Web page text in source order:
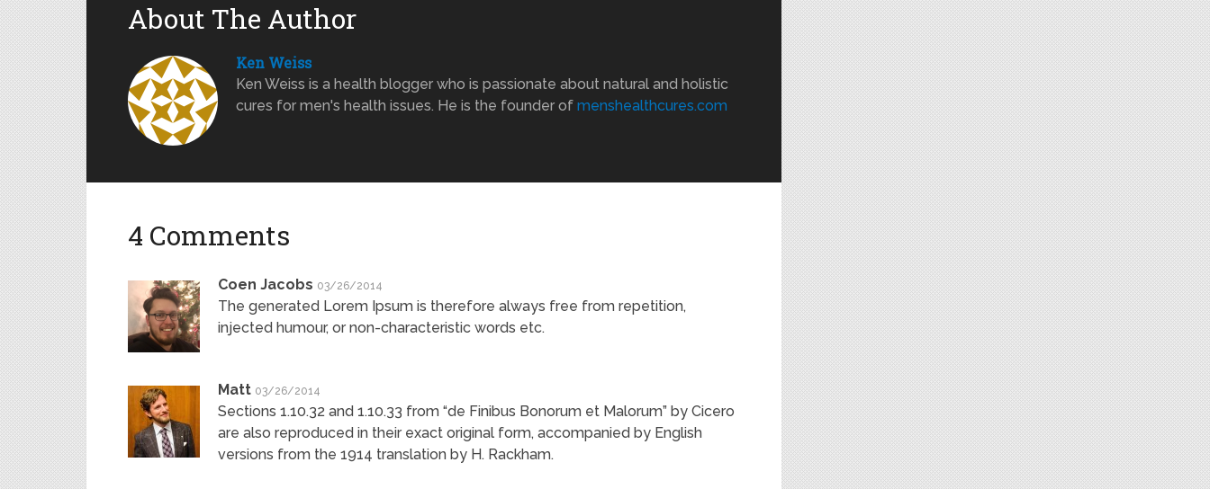
About The Author
Ken Weiss
Ken Weiss is a health blogger who is passionate about natural and holistic
cures for men's health issues. He is the founder of menshealthcures.com
4 Comments
Coen Jacobs 03/26/2014
The generated Lorem Ipsum is therefore always free from repetition,
injected humour, or non-characteristic words etc.
Matt 03/26/2014
Sections 1.10.32 and 1.10.33 from “de Finibus Bonorum et Malorum” by Cicero
are also reproduced in their exact original form, accompanied by English
versions from the 1914 translation by H. Rackham.